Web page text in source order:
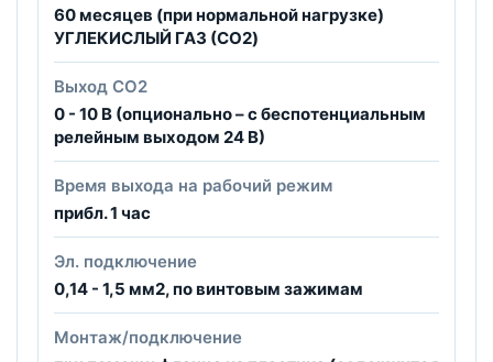
60 месяцев (при нормальной нагрузке)
УГЛЕКИСЛЫЙ ГАЗ (CO2)
Выход CO2
0 - 10 B (опционально – с беспотенциальным
релейным выходом 24 B)
Время выхода на рабочий режим
прибл. 1 час
Эл. подключение
0,14 - 1,5 мм2, по винтовым зажимам
Монтаж/подключение